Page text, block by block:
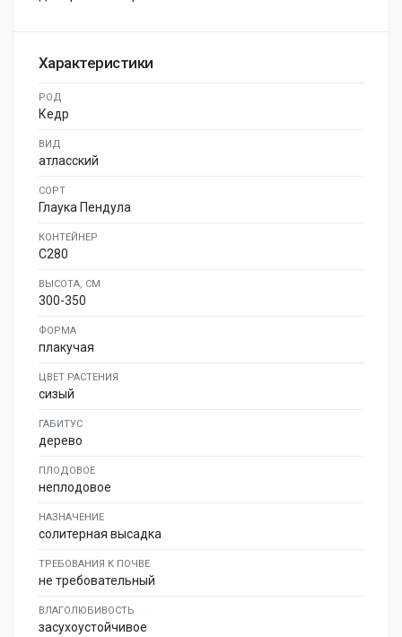
Характеристики
РОД
Кедр
ВИД
атласский
СОРТ
Глаука Пендула
КОНТЕЙНЕР
C280
ВЫСОТА, СМ
300-350
ФОРМА
плакучая
ЦВЕТ РАСТЕНИЯ
сизый
ГАБИТУС
дерево
ПЛОДОВОЕ
неплодовое
НАЗНАЧЕНИЕ
солитерная высадка
ТРЕБОВАНИЯ К ПОЧВЕ
не требовательный
ВЛАГОЛЮБИВОСТЬ
засухоустойчивое